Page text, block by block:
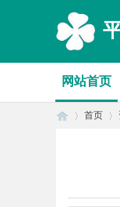
网站首页
首页